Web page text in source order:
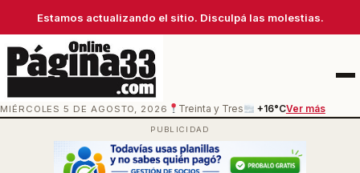
Estamos actualizando el sitio. Disculpá las molestias.
MIÉRCOLES 5 DE AGOSTO, 2026 Treinta y Tres +16°CVer más
Menú